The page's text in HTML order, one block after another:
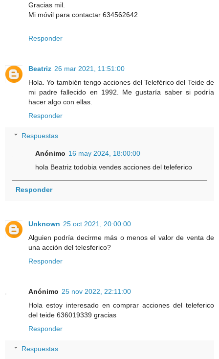
Gracias mil.
Mi móvil para contactar 634562642
Responder
Beatriz 26 mar 2021, 11:51:00
Hola. Yo también tengo acciones del Teleférico del Teide de
mi padre fallecido en 1992. Me gustaría saber si podría
hacer algo con ellas.
Responder
Respuestas
Anónimo 16 may 2024, 18:00:00
hola Beatriz todobia vendes acciones del teleferico
Responder
Unknown 25 oct 2021, 20:00:00
Alguien podría decirme más o menos el valor de venta de
una acción del telesferico?
Responder
Anónimo 25 nov 2022, 22:11:00
Hola estoy interesado en comprar acciones del teleferico
del teide 636019339 gracias
Responder
Respuestas